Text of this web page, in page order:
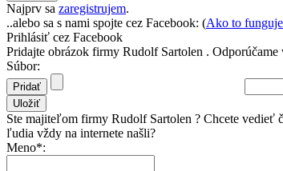
Najprv sa zaregistrujem.
..alebo sa s nami spojte cez Facebook: (Ako to
Prihlásiť cez Facebook
Pridajte obrázok firmy Rudolf Sartolen .
Súbor:
Ste majiteľom firmy Rudolf Sartolen ? Chcete vedieť
ľudia vždy na internete našli?
Meno*: